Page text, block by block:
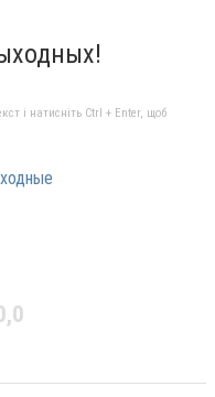
і натисніть Ctrl + Enter, щоб